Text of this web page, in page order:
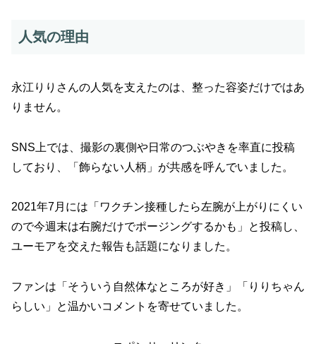
人気の理由
永江りりさんの人気を支えたのは、整った容姿だけではあ
りません。
SNS上では、撮影の裏側や日常のつぶやきを率直に投稿
しており、「飾らない人柄」が共感を呼んでいました。
2021年7月には「ワクチン接種したら左腕が上がりにくい
ので今週末は右腕だけでポージングするかも」と投稿し、
ユーモアを交えた報告も話題になりました。
ファンは「そういう自然体なところが好き」「りりちゃん
らしい」と温かいコメントを寄せていました。